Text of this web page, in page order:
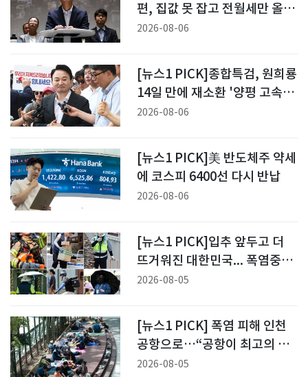
편, 집값 못 잡고 전월세만 올릴
것"
2026-08-06
[뉴스1 PICK]종합특검, 원희룡
14일 만에 재소환 '양평 고속도
로 의혹' 수사
2026-08-06
[뉴스1 PICK]美 반도체주 약세
에 코스피 6400선 다시 반납
2026-08-06
[뉴스1 PICK]입추 앞두고 더
뜨거워진 대한민국... 폭염중대
경보 확대
2026-08-05
[뉴스1 PICK] 폭염 피해 인천
공항으로…“공항이 최고의 피
서지”
2026-08-05